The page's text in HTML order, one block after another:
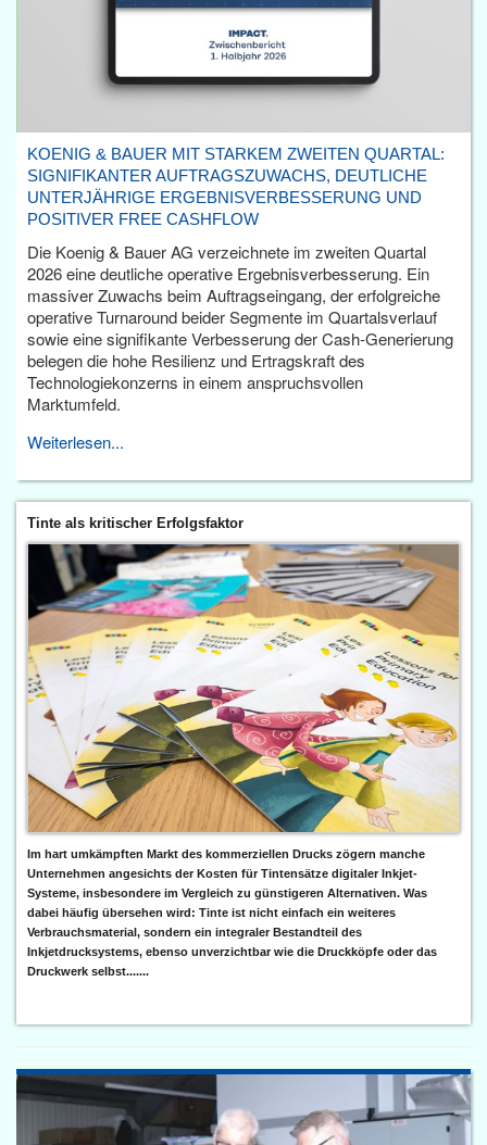
KOENIG & BAUER MIT STARKEM ZWEITEN QUARTAL:
SIGNIFIKANTER AUFTRAGSZUWACHS, DEUTLICHE
UNTERJÄHRIGE ERGEBNISVERBESSERUNG UND
POSITIVER FREE CASHFLOW
Die Koenig & Bauer AG verzeichnete im zweiten Quartal
2026 eine deutliche operative Ergebnisverbesserung. Ein
massiver Zuwachs beim Auftragseingang, der erfolgreiche
operative Turnaround beider Segmente im Quartalsverlauf
sowie eine signifikante Verbesserung der Cash-Generierung
belegen die hohe Resilienz und Ertragskraft des
Technologiekonzerns in einem anspruchsvollen
Marktumfeld.
Weiterlesen...
Tinte als kritischer Erfolgsfaktor
Im hart umkämpften Markt des kommerziellen Drucks zögern manche
Unternehmen angesichts der Kosten für Tintensätze digitaler Inkjet-
Systeme, insbesondere im Vergleich zu günstigeren Alternativen. Was
dabei häufig übersehen wird: Tinte ist nicht einfach ein weiteres
Verbrauchsmaterial, sondern ein integraler Bestandteil des
Inkjetdrucksystems, ebenso unverzichtbar wie die Druckköpfe oder das
Druckwerk selbst.......